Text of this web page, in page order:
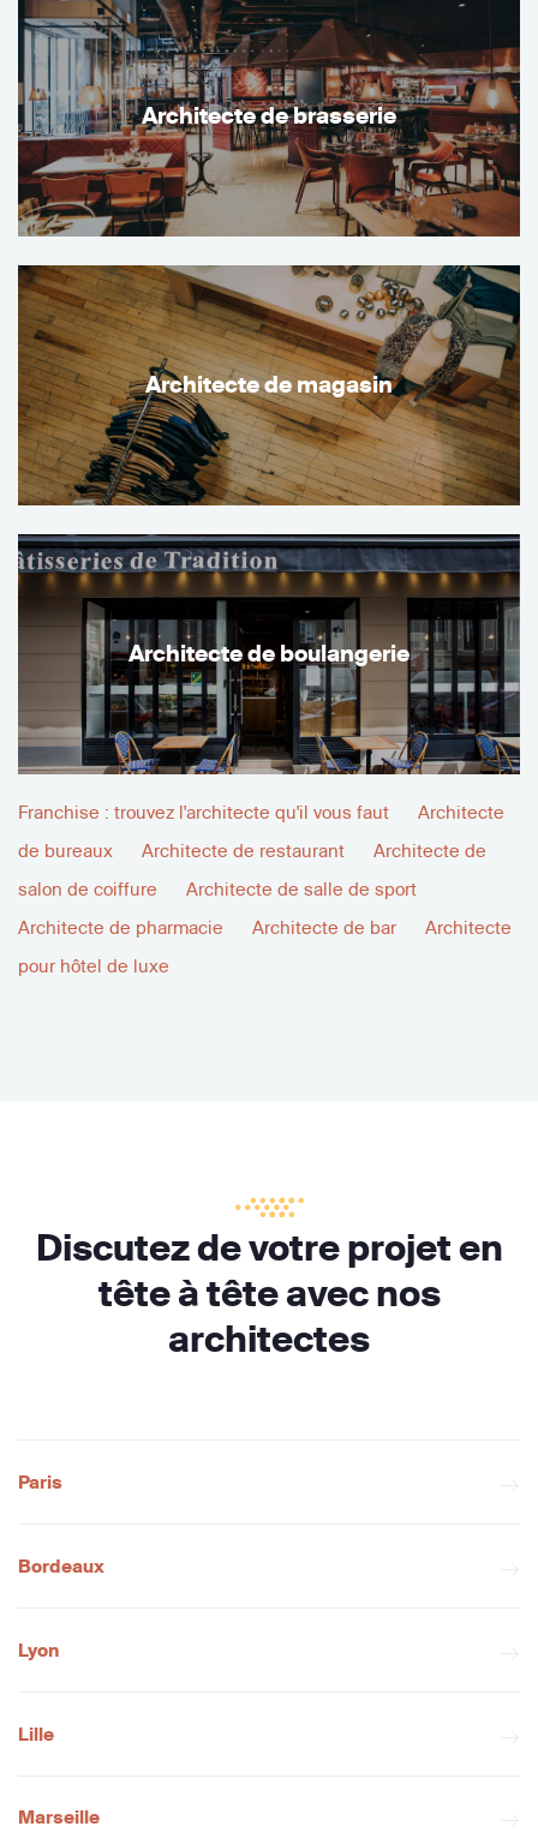
Architecte de brasserie
Architecte de magasin
Architecte de boulangerie
Franchise : trouvez l'architecte qu'il vous faut
Architecte
de bureaux
Architecte de restaurant
Architecte de
salon de coiffure
Architecte de salle de sport
Architecte de pharmacie
Architecte de bar
Architecte
pour hôtel de luxe
Discutez de votre projet en
tête à tête avec nos
architectes
Paris
Bordeaux
Lyon
Lille
Marseille